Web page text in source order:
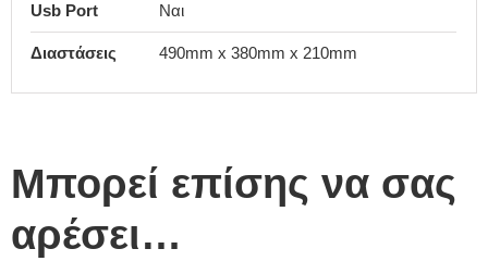
Usb Port Ναι
Διαστάσεις 490mm x 380mm x 210mm
Μπορεί επίσης να σας
αρέσει…